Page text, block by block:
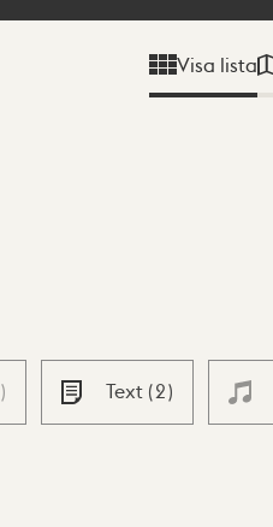
Visa lista
) Text (2)